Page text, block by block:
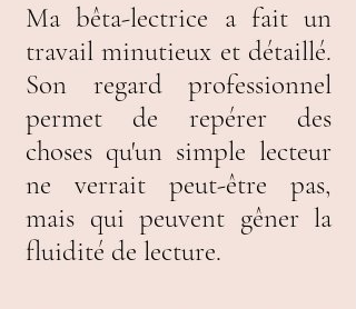
Ma bêta-lectrice a fait un
travail minutieux et détaillé.
Son regard professionnel
permet de repérer des
choses qu'un simple lecteur
ne verrait peut-être pas,
mais qui peuvent gêner la
fluidité de lecture.